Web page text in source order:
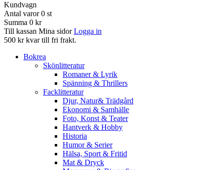
Kundvagn
Antal varor 0 st
Summa 0 kr
Till kassan Mina sidor Logga in
500 kr kvar till fri frakt.
Bokrea
Skönlitteratur
Romaner & Lyrik
Spänning & Thrillers
Facklitteratur
Djur, Natur& Trädgård
Ekonomi & Samhälle
Foto, Konst & Teater
Hantverk & Hobby
Historia
Humor & Serier
Hälsa, Sport & Fritid
Mat & Dryck